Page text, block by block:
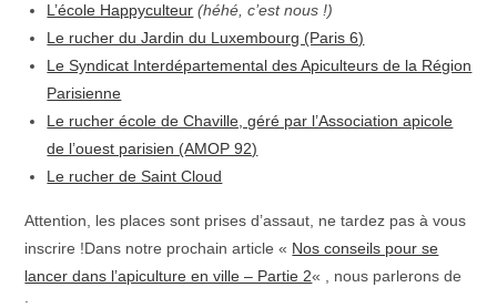
L’école Happyculteur (héhé, c’est nous !)
Le rucher du Jardin du Luxembourg (Paris 6)
Le Syndicat Interdépartemental des Apiculteurs de la Région
Parisienne
Le rucher école de Chaville, géré par l’Association apicole
de l’ouest parisien (AMOP 92)
Le rucher de Saint Cloud
Attention, les places sont prises d’assaut, ne tardez pas à vous
inscrire !Dans notre prochain article « Nos conseils pour se
lancer dans l’apiculture en ville – Partie 2« , nous parlerons de
: